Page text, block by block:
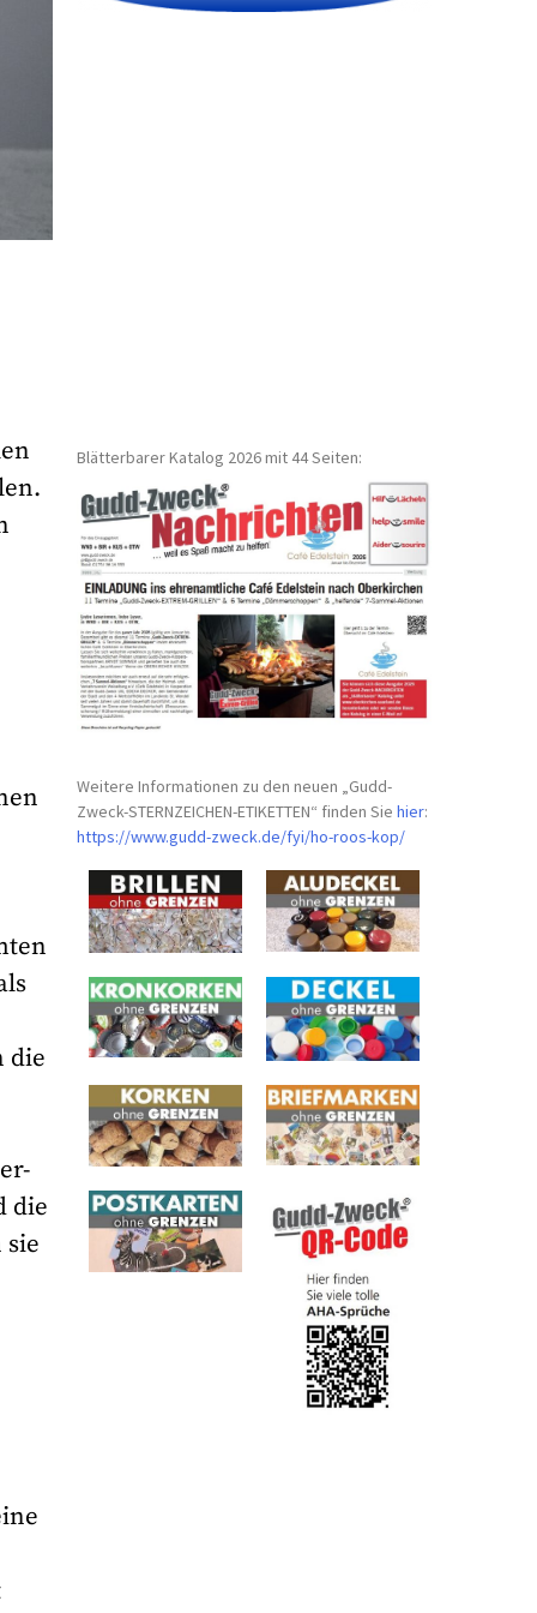
die
die
sie
Blätterbarer Katalog 2026 mit 44 Seiten:
Weitere Informationen zu den neuen „Gudd-
Zweck-STERNZEICHEN-ETIKETTEN“ finden Siehier:
https://www.gudd-zweck.de/fyi/ho-roos-kop/